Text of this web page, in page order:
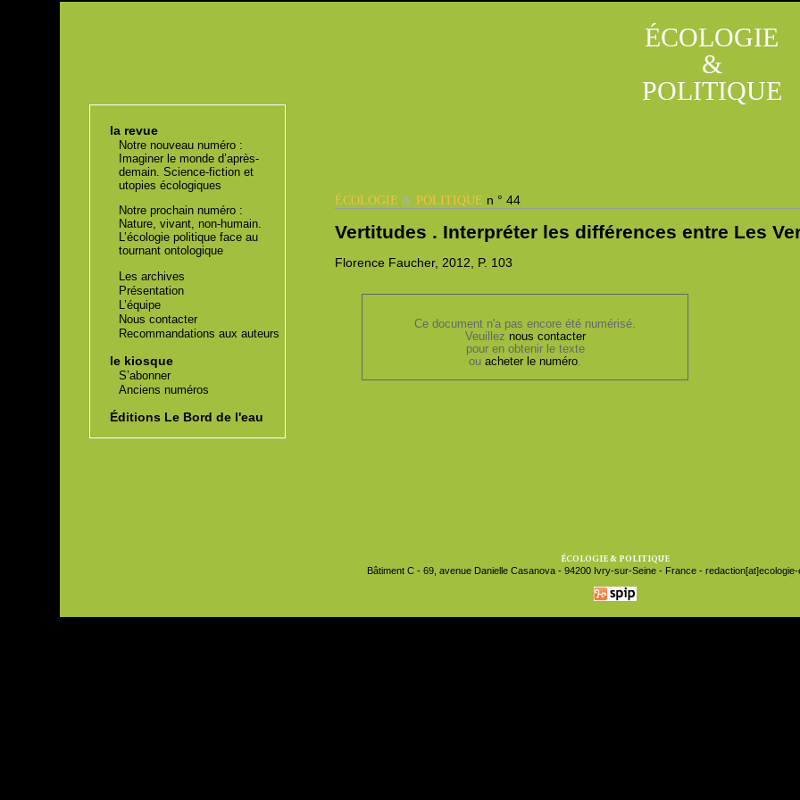
ÉCOLOGIE
&
POLITIQUE
la revue
Notre nouveau numéro :
Imaginer le monde d’après-
demain. Science-fiction et
utopies écologiques
Notre prochain numéro :
Nature, vivant, non-humain.
L’écologie politique face au
tournant ontologique
Les archives
Présentation
L’équipe
Nous contacter
Recommandations aux auteurs
le kiosque
S’abonner
Anciens numéros
Éditions Le Bord de l'eau
ÉCOLOGIE& POLITIQUE n ° 44
Vertitudes . Interpréter les différences entre Les
Florence Faucher, 2012, P. 103
Ce document n'a pas encore été numérisé.
Veuillez nous contacter
pour en obtenir le texte
ouacheter le numéro.
ÉCOLOGIE & POLITIQUE
Bâtiment C - 69, avenue Danielle Casanova - 94200 Ivry-sur-Seine - France - redaction[at]ecologie-